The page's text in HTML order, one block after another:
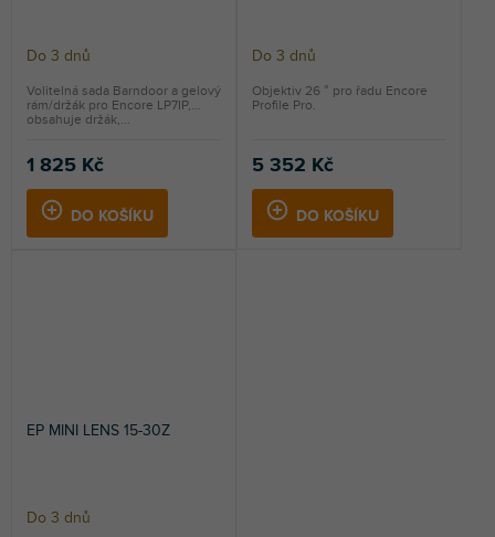
Do 3 dnů
1 825 Kč
DO KOŠÍKU
Volitelná sada Barndoor a gelový
rám/držák pro Encore LP7IP,
obsahuje držák,...
Do 3 dnů
5 352 Kč
DO KOŠÍKU
Objektiv 26 ° pro řadu Encore
Profile Pro.
EP MINI LENS 15-30Z
Do 3 dnů